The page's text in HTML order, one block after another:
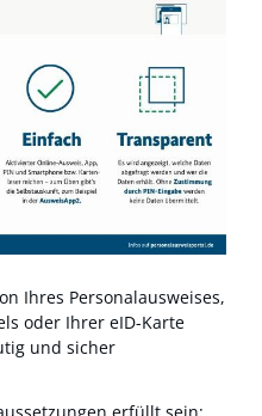
Ihres Personalausweises,
oder Ihrer eID-Karte
und sicher